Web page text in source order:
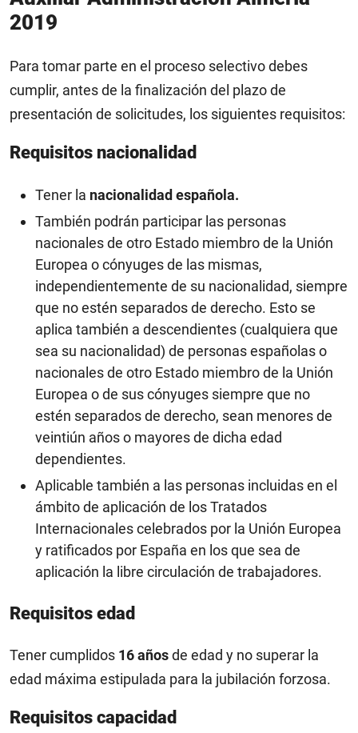
2019
Para tomar parte en el proceso selectivo debes
cumplir, antes de la finalización del plazo de
presentación de solicitudes, los siguientes requisitos:
Requisitos nacionalidad
Tener la nacionalidad española.
También podrán participar las personas
nacionales de otro Estado miembro de la Unión
Europea o cónyuges de las mismas,
independientemente de su nacionalidad, siempre
que no estén separados de derecho. Esto se
aplica también a descendientes (cualquiera que
sea su nacionalidad) de personas españolas o
nacionales de otro Estado miembro de la Unión
Europea o de sus cónyuges siempre que no
estén separados de derecho, sean menores de
veintiún años o mayores de dicha edad
dependientes.
Aplicable también a las personas incluidas en el
ámbito de aplicación de los Tratados
Internacionales celebrados por la Unión Europea
y ratificados por España en los que sea de
aplicación la libre circulación de trabajadores.
Requisitos edad
Tener cumplidos 16 añosde edad y no superar la
edad máxima estipulada para la jubilación forzosa.
Requisitos capacidad